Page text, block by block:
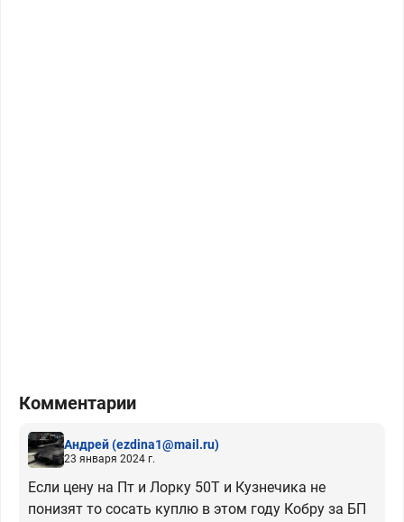
Комментарии
Андрей(ezdina1@mail.ru)
23 января 2024 г.
Если цену на Пт и Лорку 50Т и Кузнечика не
понизят то сосать куплю в этом году Кобру за БП